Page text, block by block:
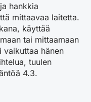
hankkia
mittaavaa laitetta.
käyttää
tai mittaamaan
hänen
tuulen
4.3.